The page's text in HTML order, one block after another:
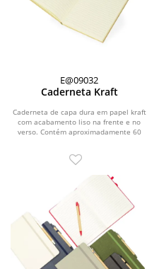
E@09032
Caderneta Kraft
Caderneta de capa dura em papel kraft
com acabamento liso na frente e no
verso. Contém aproximadamente 60